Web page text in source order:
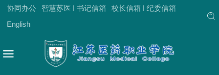
协同办公 智慧苏医 书记信箱 校长信箱
纪委信箱
English